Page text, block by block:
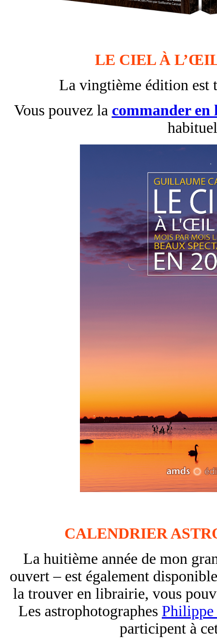
LE CIEL À
La vingtième édition est
Vous pouvez la commander en
CALENDRIER
La huitième année de mon
ouvert – est également
la trouver en librairie, vous
Les astrophotographes Philippe
participent à